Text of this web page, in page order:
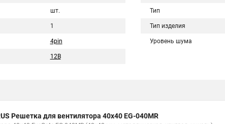
шт.
1
4pin
12В
Тип
Тип изделия
Уровень шума
Решетка для вентилятора 40x40 EG-040MR